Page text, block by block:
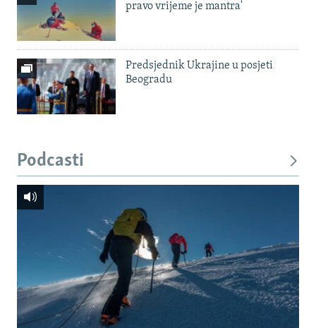
pravo vrijeme je mantra'
Predsjednik Ukrajine u posjeti
Beogradu
Podcasti